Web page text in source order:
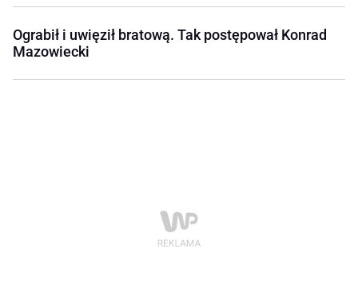
Ograbił i uwięził bratową. Tak postępował Konrad
Mazowiecki